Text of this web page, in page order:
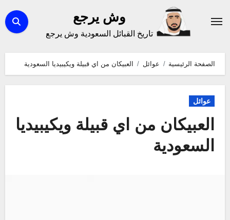
إلى
وش يرجع
تاريخ القبائل السعودية وش يرجع
الصفحة الرئيسية عوائل العبيكان من اي قبيلة ويكيبيديا السعودية
عوائل
العبيكان من اي قبيلة ويكيبيديا
السعودية